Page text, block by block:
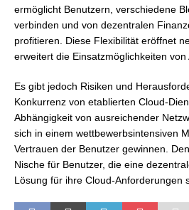
ermöglicht Benutzern, verschiedene
verbinden und von dezentralen
profitieren. Diese Flexibilität eröffnet
erweitert die Einsatzmöglichkeiten von
Es gibt jedoch Risiken und
Konkurrenz von etablierten Cloud-
Abhängigkeit von ausreichender
sich in einem wettbewerbsintensiven
Vertrauen der Benutzer gewinnen.
Nische für Benutzer, die eine
Lösung für ihre Cloud-Anforderungen